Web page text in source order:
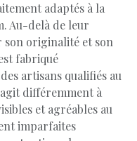
adaptés à la
Au-delà de leur
son originalité et son
fabriqué
artisans qualifiés au
différemment à
et agréables au
imparfaites